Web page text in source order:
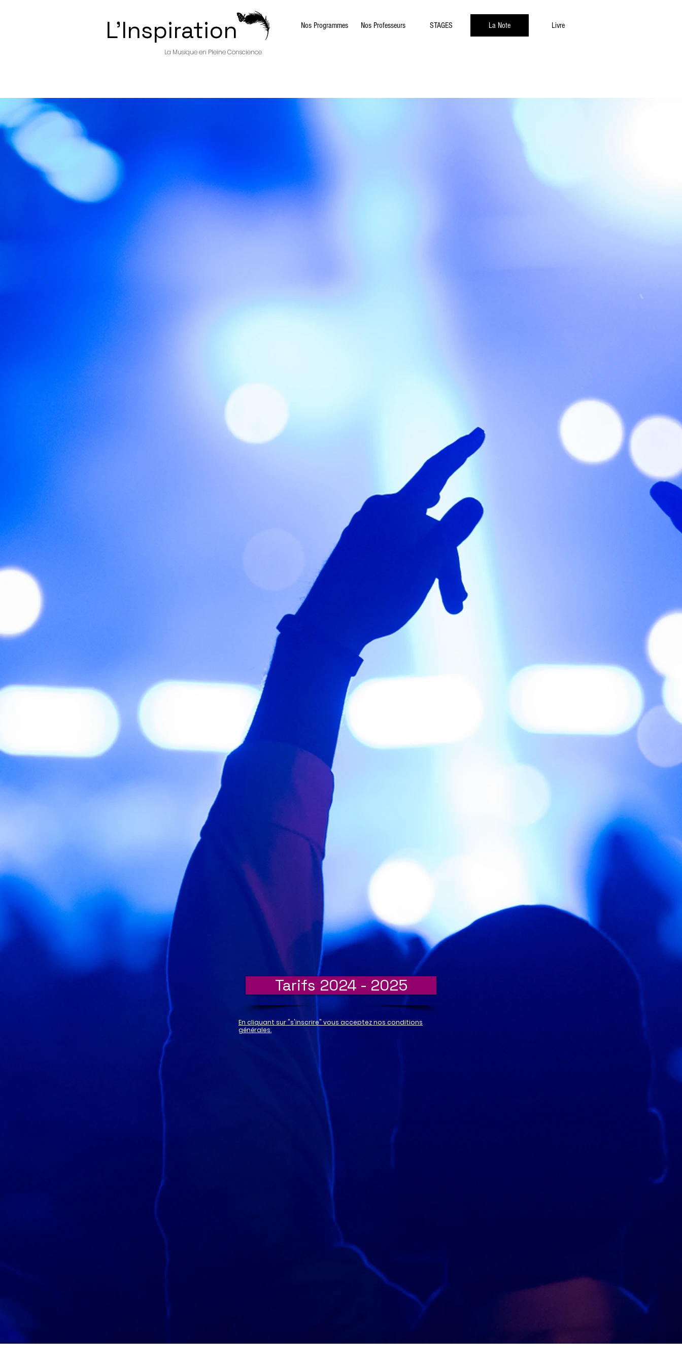
L'Inspiration Nos Programmes Nos Professeurs STAGES La Note Livre
La Musique en Pleine Conscience
Tarifs 2024 - 2025
En cliquant sur "s'inscrire" vous acceptez nos conditions
générales.